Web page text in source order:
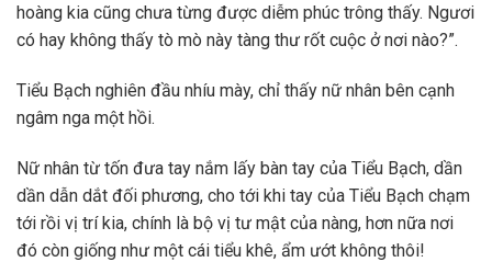
hoàng kia cũng chưa từng được diễm phúc trông thấy. Ngươi
có hay không thấy tò mò này tàng thư rốt cuộc ở nơi nào?”.
Tiểu Bạch nghiên đầu nhíu mày, chỉ thấy nữ nhân bên cạnh
ngâm nga một hồi.
Nữ nhân từ tốn đưa tay nắm lấy bàn tay của Tiểu Bạch, dần
dần dẫn dắt đối phương, cho tới khi tay của Tiểu Bạch chạm
tới rồi vị trí kia, chính là bộ vị tư mật của nàng, hơn nữa nơi
đó còn giống như một cái tiểu khê, ẩm ướt không thôi!